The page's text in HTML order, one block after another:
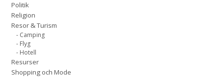
Politik
Religion
Resor & Turism
- Camping
- Flyg
- Hotell
Resurser
Shopping och Mode